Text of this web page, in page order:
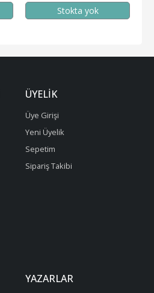
Stokta yok
ÜYELIK
Üye Girişi
Yeni Üyelik
Sepetim
Sipariş Takibi
YAZARLAR